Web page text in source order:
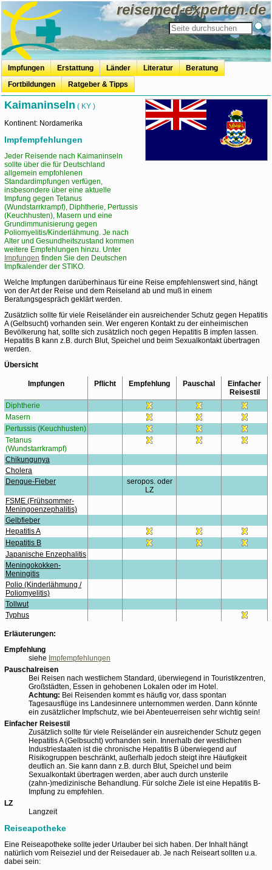
reisemed-experten.de
Impfungen Erstattung Länder Literatur
Beratung
Fortbildungen
Ratgeber & Tipps
OTC - Erstattung
Mundhygiene auf Reisen
Kur+Urlaub
Mücken, Zecken & Co.
Badeurlaub
Speisen auf Reisen
Reisemedizinische Vorsorge
Reisevorbereitung
travel-and-hair
Kaimaninseln ( KY )
Kontinent: Nordamerika
Impfempfehlungen
Jeder Reisende nach Kaimaninseln
sollte über die für Deutschland
allgemein empfohlenen
Standardimpfungen verfügen,
insbesondere über eine aktuelle
Impfung gegen Tetanus
(Wundstarrkrampf), Diphtherie, Pertussis
(Keuchhusten), Masern und eine
Grundimmunisierung gegen
Poliomyelitis/Kinderlähmung. Je nach
Alter und Gesundheitszustand kommen
weitere Empfehlungen hinzu. Unter
Impfungen finden Sie den Deutschen
Impfkalender der STIKO.
Welche Impfungen darüberhinaus für eine Reise empfehlenswert sind, hängt
von der Art der Reise und dem Reiseland ab und muß in einem
Beratungsgespräch geklärt werden.
Zusätzlich sollte für viele Reiseländer ein ausreichender Schutz gegen Hepatitis
A (Gelbsucht) vorhanden sein. Wer engeren Kontakt zu der einheimischen
Bevölkerung hat, sollte sich zusätzlich noch gegen Hepatitis B impfen lassen.
Hepatitis B kann z.B. durch Blut, Speichel und beim Sexualkontakt übertragen
werden.
Übersicht
Impfungen Pflicht Empfehlung Pauschal
Einfacher
Reisestil
Diphtherie
Masern
Pertussis (Keuchhusten)
Tetanus
(Wundstarrkrampf)
Chikungunya
Cholera
Dengue-Fieber
seropos. oder
LZ
FSME (Frühsommer-
Meningoenzephalitis)
Gelbfieber
Hepatitis A
Hepatitis B
Japanische Enzephalitis
Meningokokken-
Meningitis
Polio (Kinderlähmung /
Poliomyelitis)
Tollwut
Typhus
Erläuterungen:
Empfehlung
siehe Impfempfehlungen
Pauschalreisen
Bei Reisen nach westlichem Standard, überwiegend in Touristikzentren,
Großstädten, Essen in gehobenen Lokalen oder im Hotel.
Achtung: Bei Reisenden kommt es häufig vor, dass spontan
Tagesausflüge ins Landesinnere unternommen werden. Dann könnte
ein zusätzlicher Impfschutz, wie bei Abenteuerreisen sehr wichtig sein!
Einfacher Reisestil
Zusätzlich sollte für viele Reiseländer ein ausreichender Schutz gegen
Hepatitis A (Gelbsucht) vorhanden sein. Innerhalb der westlichen
Industriestaaten ist die chronische Hepatitis B überwiegend auf
Risikogruppen beschränkt, außerhalb jedoch steigt ihre Häufigkeit
deutlich an. Sie kann dann z.B. durch Blut, Speichel und beim
Sexualkontakt übertragen werden, aber auch durch unsterile
(zahn-)medizinische Behandlung. Für solche Ziele ist eine Hepatitis B-
Impfung zu empfehlen.
LZ
Langzeit
Reiseapotheke
Eine Reiseapotheke sollte jeder Urlauber bei sich haben. Der Inhalt hängt
natürlich vom Reiseziel und der Reisedauer ab. Je nach Reiseart sollten u.a.
dabei sein: